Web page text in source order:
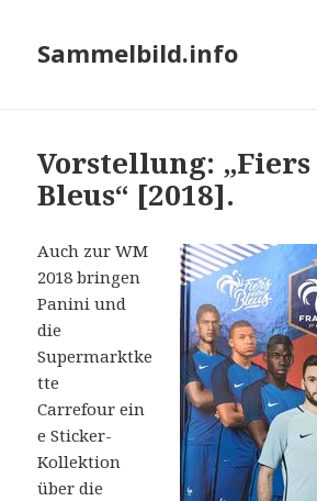
Sammelbild.info
Vorstellung: „Fiers
Bleus“ [2018].
Auch zur WM
2018 bringen
Panini und
die
Supermarktke
tte
Carrefour ein
e Sticker-
Kollektion
über die